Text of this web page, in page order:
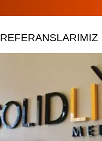
REFERANSLARIMIZ